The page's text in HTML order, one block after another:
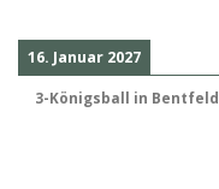
16. Januar 2027
3-Königsball in Bentfeld